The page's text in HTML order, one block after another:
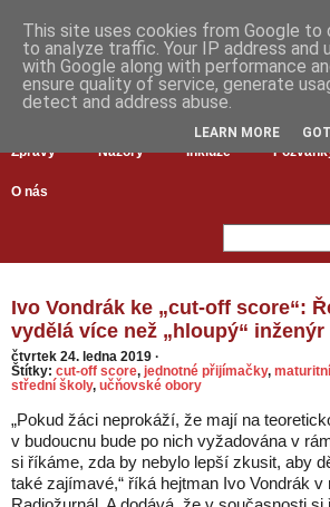
Zprávy Názory Inkluze
O nás
Ivo Vondrák ke „cut-off score“:
vydělá více než „hloupý“ inženýr
čtvrtek 24. ledna 2019 ·
Štítky: cut-off score, jednotné přijímačky,
střední školy, učňovské obory
„Pokud žáci neprokáží, že mají na
v budoucnu bude po nich vyžadována v
si říkáme, zda by nebylo lepší zkusit, aby
také zajímavé,“ říká hejtman Ivo Vondrák v
This site uses cookies from Google to
to analyze traffic. Your IP address and
with Google along with performance
ensure quality of service, generate
detect and address abuse.
LEARN MORE